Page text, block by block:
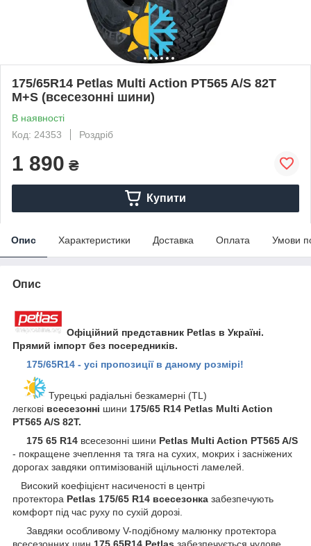
175/65R14 Petlas Multi Action PT565 A/S 82T
M+S (всесезонні шини)
В наявності
Код: 24353
Роздріб
1 890 ₴
Купити
Опис Характеристики Доставка Оплата Умови
Опис
Офіційний представник Petlas в Україні.
Прямий імпорт без посередників.
175/65R14 - усі пропозиції в даному розмірі!
Турецькі радіальні безкамерні (TL)
легкові всесезонні шини 175/65 R14 Petlas Multi Action
PT565 A/S 82T.
175 65 R14 всесезонні шини Petlas Multi Action PT565 A/S
- покращене зчеплення та тяга на сухих, мокрих і засніжених
дорогах завдяки оптимізованій щільності ламелей.
Високий коефіцієнт насиченості в центрі
протектора Petlas 175/65 R14 всесезонка забезпечують
комфорт під час руху по сухій дорозі.
Завдяки особливому V-подібному малюнку протектора